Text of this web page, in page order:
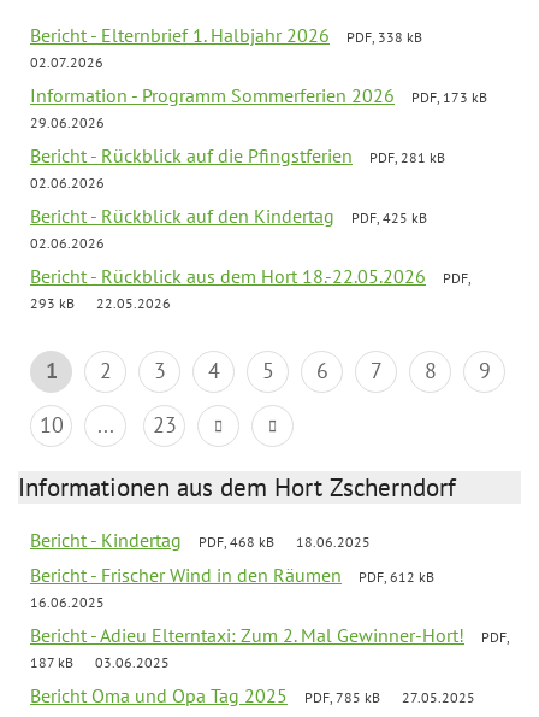
Bericht - Elternbrief 1. Halbjahr 2026
PDF, 338 kB
02.07.2026
Information - Programm Sommerferien 2026
PDF, 173 kB
29.06.2026
Bericht - Rückblick auf die Pfingstferien
PDF, 281 kB
02.06.2026
Bericht - Rückblick auf den Kindertag
PDF, 425 kB
02.06.2026
Bericht - Rückblick aus dem Hort 18.-22.05.2026
PDF,
293 kB
22.05.2026
1 2 3 4 5 6 7 8
9
10
... 23
Informationen aus dem Hort Zscherndorf
Bericht - Kindertag PDF, 468 kB 18.06.2025
Bericht - Frischer Wind in den Räumen
PDF, 612 kB
16.06.2025
Bericht - Adieu Elterntaxi: Zum 2. Mal Gewinner-Hort!
PDF,
187 kB
03.06.2025
Bericht Oma und Opa Tag 2025 PDF, 785 kB 27.05.2025